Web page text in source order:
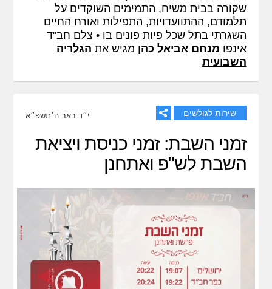
שקורה בבית משיח, התמימים השוקדים על
תלמודם, ההתוועדויות, התפילות ואורח החיים
השגרתי בתל שכל פיות פונים בו • צלם חב"ד
אינפו מנחם אביאל כהן מגיש את הגלריה
השבועית
שירות לגולשים י״ד באב ה׳תשפ״א
זמני השבת: זמני כניסת ויציאת
השבת לש"פ ואתחנן